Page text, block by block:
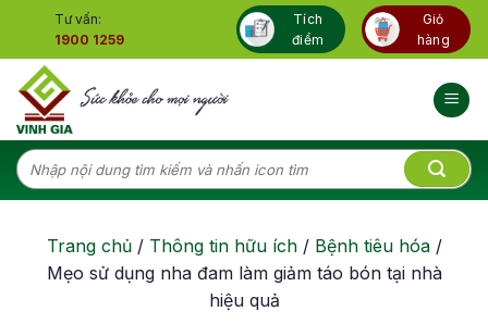
content
Tư vấn:
1900 1259
Tích
điểm
Giỏ
hàng
Tìm
kiếm:
Trang chủ/ Thông tin hữu ích/ Bệnh tiêu hóa/
Mẹo sử dụng nha đam làm giảm táo bón tại nhà
hiệu quả